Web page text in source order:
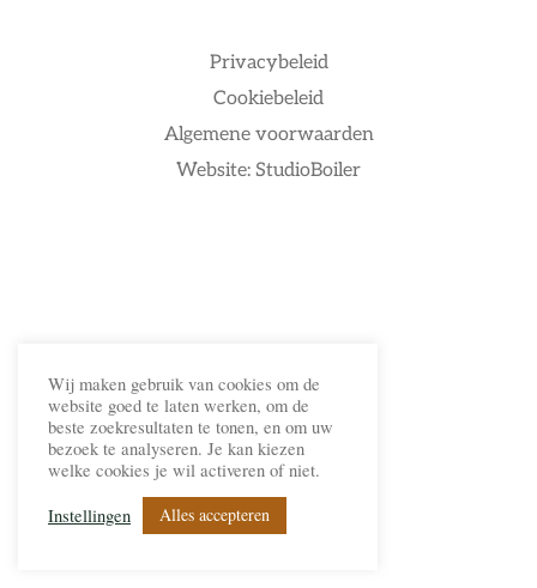
Privacybeleid
Cookiebeleid
Algemene voorwaarden
Website: StudioBoiler
Wij maken gebruik van cookies om de
website goed te laten werken, om de
beste zoekresultaten te tonen, en om uw
bezoek te analyseren. Je kan kiezen
welke cookies je wil activeren of niet.
Instellingen
Alles accepteren